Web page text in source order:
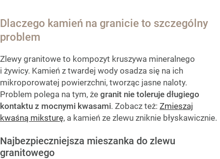
Dlaczego kamień na granicie to szczególny
problem
Zlewy granitowe to kompozyt kruszywa mineralnego
i żywicy. Kamień z twardej wody osadza się na ich
mikroporowatej powierzchni, tworząc jasne naloty.
Problem polega na tym, że granit nie toleruje długiego
kontaktu z mocnymi kwasami. Zobacz też: Zmieszaj
kwaśną miksturę, a kamień ze zlewu zniknie błyskawicznie.
Najbezpieczniejsza mieszanka do zlewu
granitowego